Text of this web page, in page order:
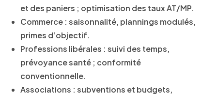
et des paniers ; optimisation des taux AT/MP.
Commerce : saisonnalité, plannings modulés,
primes d’objectif.
Professions libérales : suivi des temps,
prévoyance santé ; conformité
conventionnelle.
Associations : subventions et budgets,